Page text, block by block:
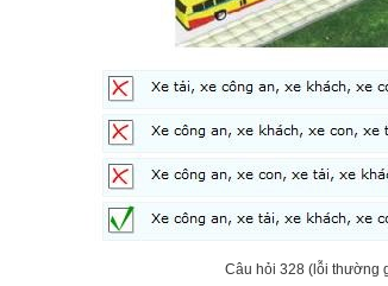
Câu hỏi 328 (lỗi thường